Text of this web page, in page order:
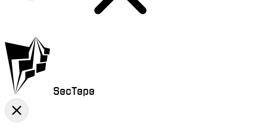
SecTepe